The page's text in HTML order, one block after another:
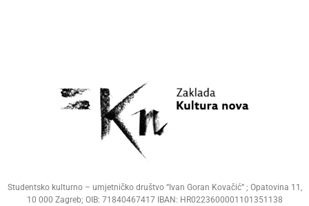
Studentsko kulturno – umjetničko društvo “Ivan Goran Kovačić” ; Opatovina 11,
10 000 Zagreb; OIB: 71840467417 IBAN: HR0223600001101351138